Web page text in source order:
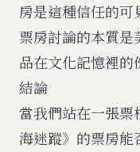
房是這種信任的可
票房討論的本質
品在文化記憶裡的
結論
當我們站在一張票
海迷蹤》的票房能